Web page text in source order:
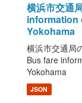
横浜市交通
information
Yokohama
横浜市交通局
Bus fare
Yokohama
JSON